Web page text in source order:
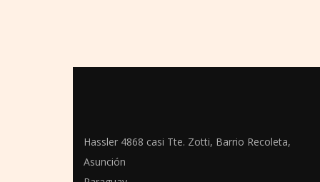
Hassler 4868 casi Tte. Zotti, Barrio Recoleta,
Asunción